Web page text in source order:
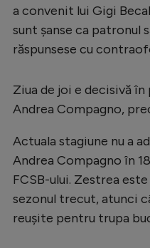
Starurile
Stranieri
Handbal
a convenit lui Gigi
sunt șanse ca patronul
răspunsese cu
Ziua de joi e decisivă
Andrea Compagno,
Actuala stagiune nu a
Andrea Compagno în
FCSB-ului. Zestrea
sezonul trecut, atunci
reușite pentru trupa